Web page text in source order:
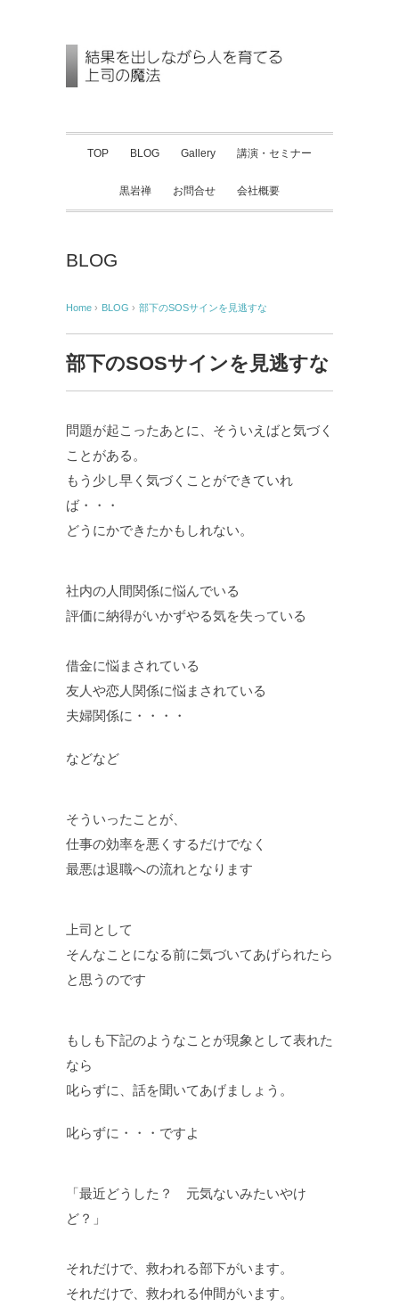
TOP BLOG Gallery 講演・セミナー
黒岩禅 お問合せ 会社概要
BLOG
Home › BLOG › 部下のSOSサインを見逃すな
部下のSOSサインを見逃すな
問題が起こったあとに、そういえばと気づく
ことがある。
もう少し早く気づくことができていれ
ば・・・
どうにかできたかもしれない。
社内の人間関係に悩んでいる
評価に納得がいかずやる気を失っている
借金に悩まされている
友人や恋人関係に悩まされている
夫婦関係に・・・・
などなど
そういったことが、
仕事の効率を悪くするだけでなく
最悪は退職への流れとなります
上司として
そんなことになる前に気づいてあげられたら
と思うのです
もしも下記のようなことが現象として表れた
なら
叱らずに、話を聞いてあげましょう。
叱らずに・・・ですよ
「最近どうした？ 元気ないみたいやけ
ど？」
それだけで、救われる部下がいます。
それだけで、救われる仲間がいます。